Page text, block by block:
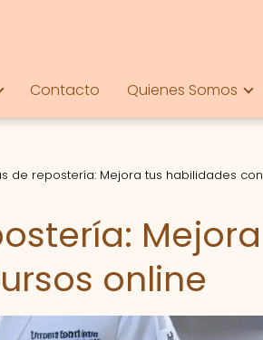
Contacto Quienes Somos
de repostería: Mejora tus habilidades con
Mejora
online